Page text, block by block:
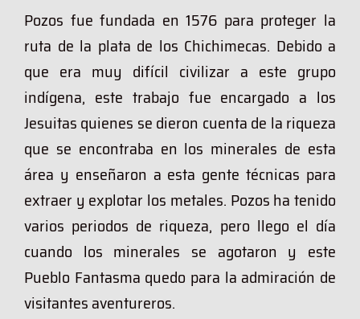
Pozos fue fundada en 1576 para proteger la
ruta de la plata de los Chichimecas. Debido a
que era muy difícil civilizar a este grupo
indígena, este trabajo fue encargado a los
Jesuitas quienes se dieron cuenta de la riqueza
que se encontraba en los minerales de esta
área y enseñaron a esta gente técnicas para
extraer y explotar los metales. Pozos ha tenido
varios periodos de riqueza, pero llego el día
cuando los minerales se agotaron y este
Pueblo Fantasma quedo para la admiración de
visitantes aventureros.